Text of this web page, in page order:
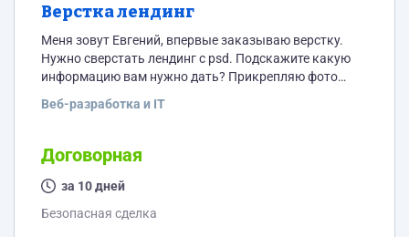
Верстка лендинг
Меня зовут Евгений, впервые заказываю верстку.
Нужно сверстать лендинг с psd. Подскажите какую
информацию вам нужно дать? Прикрепляю фото
Веб-разработка и IT
Договорная
за 10 дней
Безопасная сделка